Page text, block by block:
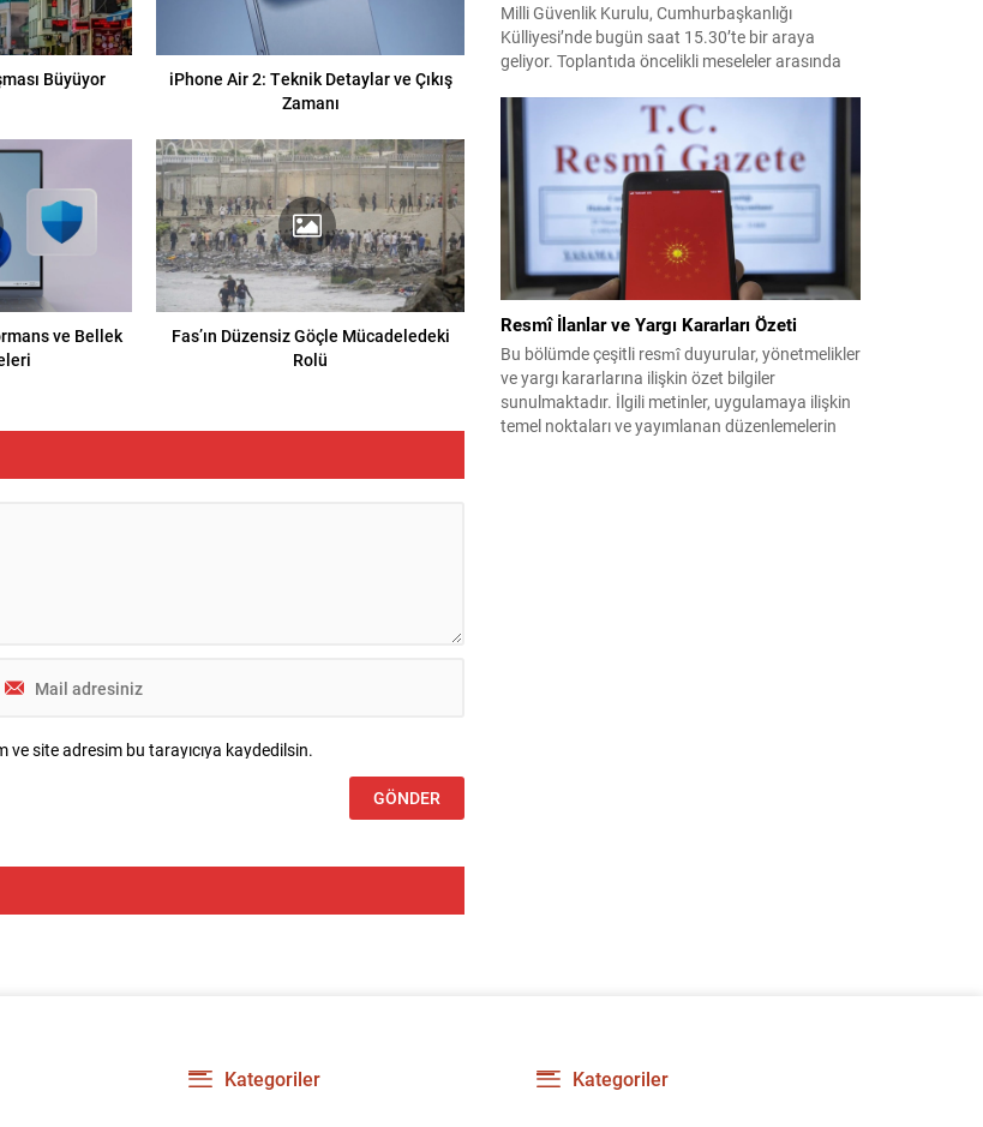
Büyüyor
iPhone Air 2: Teknik Detaylar ve Çıkış
Zamanı
ve Bellek
Fas’ın Düzensiz Göçle Mücadeledeki
Rolü
ve site adresim bu tarayıcıya kaydedilsin.
Milli Güvenlik Kurulu, Cumhurbaşkanlığı
Külliyesi’nde bugün saat 15.30’te bir araya
geliyor. Toplantıda öncelikli meseleler arasında
alıyor. Meclis’e sunulan Terörsüz Türkiye Kanun
Teklifi çerçevesinde, örgütün silah bırakma
sürecinin mevcut durumu ve istihbarat raporları
detaylı şekilde değerlendirilecek. Ayrıca,
yürütülen operasyonlar ve koordinasyon
mekanizmaları masada olacak....
Resmî İlanlar ve Yargı Kararları Özeti
Bu bölümde çeşitli resmî duyurular, yönetmelikler
ve yargı kararlarına ilişkin özet bilgiler
sunulmaktadır. İlgili metinler, uygulamaya ilişkin
temel noktaları ve yayımlanan düzenlemelerin
Kategoriler Kategoriler